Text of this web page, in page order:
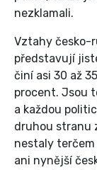
nezklamali.
Vztahy česko-
představují
činí asi 30 až
procent. Jsou
a každou
druhou stranu
nestaly
ani nynější